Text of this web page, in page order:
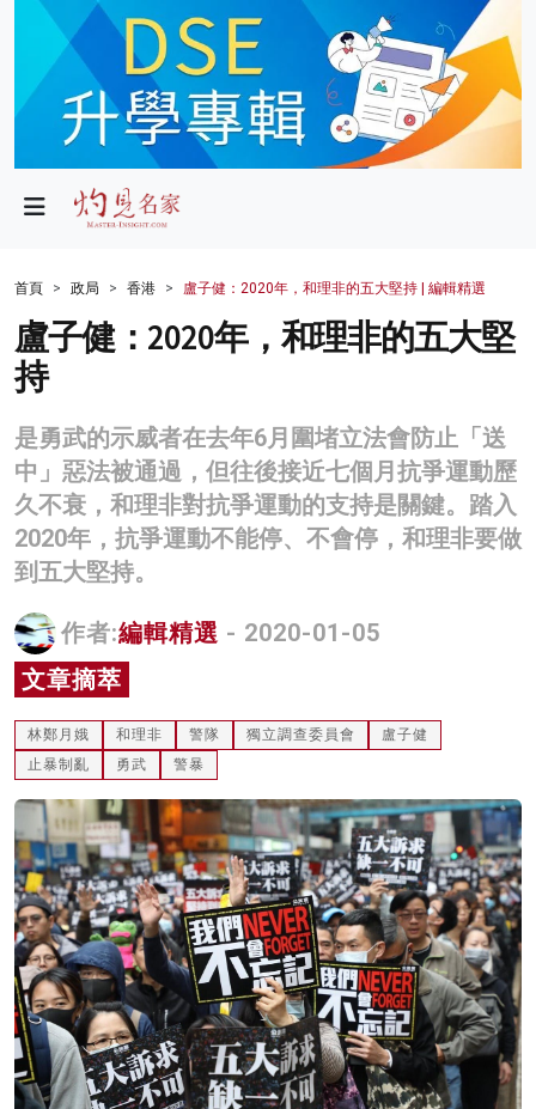
政局
財經
生活
健康
商業
科技
影片
名家榜
灼見活動
關於我們
首頁 政局 香港 盧子健：2020年，和理非的五大堅持 | 編輯精選
盧子健：2020年，和理非的五大堅
持
是勇武的示威者在去年6月圍堵立法會防止「送
中」惡法被通過，但往後接近七個月抗爭運動歷
久不衰，和理非對抗爭運動的支持是關鍵。踏入
2020年，抗爭運動不能停、不會停，和理非要做
到五大堅持。
作者:編輯精選 - 2020-01-05
文章摘萃
林鄭月娥 和理非 警隊 獨立調查委員會
盧子健
止暴制亂
勇武 警暴